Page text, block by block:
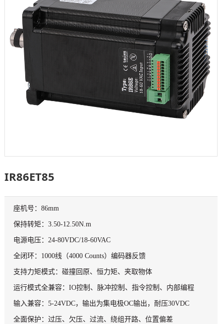
IR86ET85
座机号：86mm
保持转矩：3.50-12.50N.m
电源电压：24-80VDC/18-60VAC
全闭环：1000线（4000 Counts）编码器反馈
支持力矩模式：碰撞回原、恒力矩、夹取物体
运行模式全兼容：IO控制、脉冲控制、指令控制、内部编程
输入兼容：5-24VDC，输出为集电极OC输出，耐压30VDC
全面保护：过压、欠压、过流、绕组开路、位置偏差